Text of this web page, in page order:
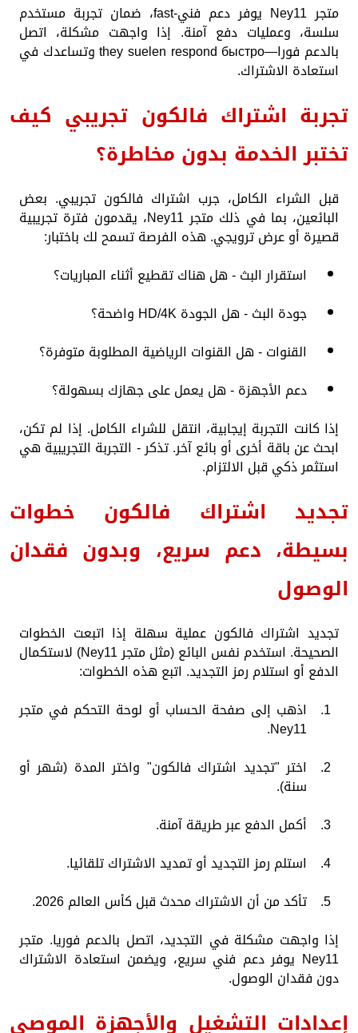
متجر Ney11 يوفر دعم فني-fast، ضمان تجربة مستخدم
سلسة، وعمليات دفع آمنة. إذا واجهت مشكلة، اتصل
بالدعم فورا—they suelen respond быстро وتساعدك في
استعادة الاشتراك.
تجربة اشتراك فالكون تجريبي كيف
تختبر الخدمة بدون مخاطرة؟
قبل الشراء الكامل، جرب اشتراك فالكون تجريبي. بعض
البائعين، بما في ذلك متجر Ney11، يقدمون فترة تجريبية
قصيرة أو عرض ترويجي. هذه الفرصة تسمح لك باختبار:
استقرار البث - هل هناك تقطيع أثناء المباريات؟
جودة البث - هل الجودة HD/4K واضحة؟
القنوات - هل القنوات الرياضية المطلوبة متوفرة؟
دعم الأجهزة - هل يعمل على جهازك بسهولة؟
إذا كانت التجربة إيجابية، انتقل للشراء الكامل. إذا لم تكن،
ابحث عن باقة أخرى أو بائع آخر. تذكر - التجربة التجريبية هي
استثمر ذكي قبل الالتزام.
تجديد اشتراك فالكون خطوات
بسيطة، دعم سريع، وبدون فقدان
الوصول
تجديد اشتراك فالكون عملية سهلة إذا اتبعت الخطوات
الصحيحة. استخدم نفس البائع (مثل متجر Ney11) لاستكمال
الدفع أو استلام رمز التجديد. اتبع هذه الخطوات:
اذهب إلى صفحة الحساب أو لوحة التحكم في متجر
Ney11.
اختر "تجديد اشتراك فالكون" واختر المدة (شهر أو
سنة).
أكمل الدفع عبر طريقة آمنة.
استلم رمز التجديد أو تمديد الاشتراك تلقائيا.
تأكد من أن الاشتراك محدث قبل كأس العالم 2026.
إذا واجهت مشكلة في التجديد، اتصل بالدعم فوريا. متجر
Ney11 يوفر دعم فني سريع، ويضمن استعادة الاشتراك
دون فقدان الوصول.
إعدادات التشغيل والأجهزة الموصى